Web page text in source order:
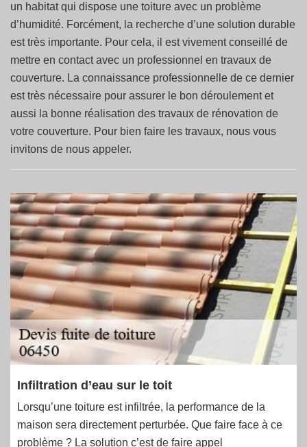
un habitat qui dispose une toiture avec un problème
d’humidité. Forcément, la recherche d’une solution durable
est très importante. Pour cela, il est vivement conseillé de
mettre en contact avec un professionnel en travaux de
couverture. La connaissance professionnelle de ce dernier
est très nécessaire pour assurer le bon déroulement et
aussi la bonne réalisation des travaux de rénovation de
votre couverture. Pour bien faire les travaux, nous vous
invitons de nous appeler.
Infiltration d’eau sur le toit
Lorsqu’une toiture est infiltrée, la performance de la
maison sera directement perturbée. Que faire face à ce
problème ? La solution c’est de faire appel